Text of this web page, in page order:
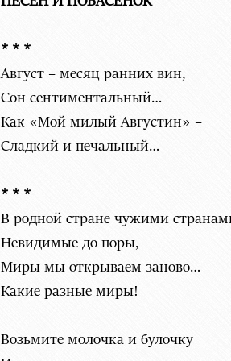
* * *
Август – месяц ранних вин,
Сон сентиментальный…
Как «Мой милый Августин» –
Сладкий и печальный…
* * *
В родной стране чужими
Невидимые до поры,
Миры мы открываем заново…
Какие разные миры!
Возьмите молочка и булочку